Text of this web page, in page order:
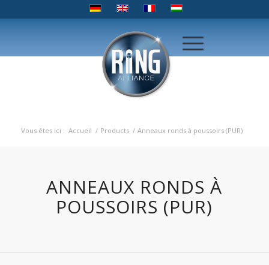
Vous êtes ici : Accueil / Products / Anneaux ronds à poussoirs (PUR)
ANNEAUX RONDS À
POUSSOIRS (PUR)